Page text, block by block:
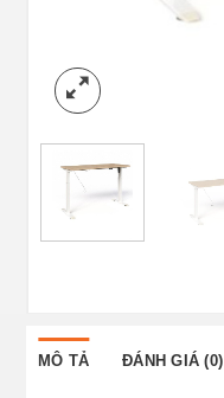
MÔ TẢ ĐÁNH GIÁ (0)